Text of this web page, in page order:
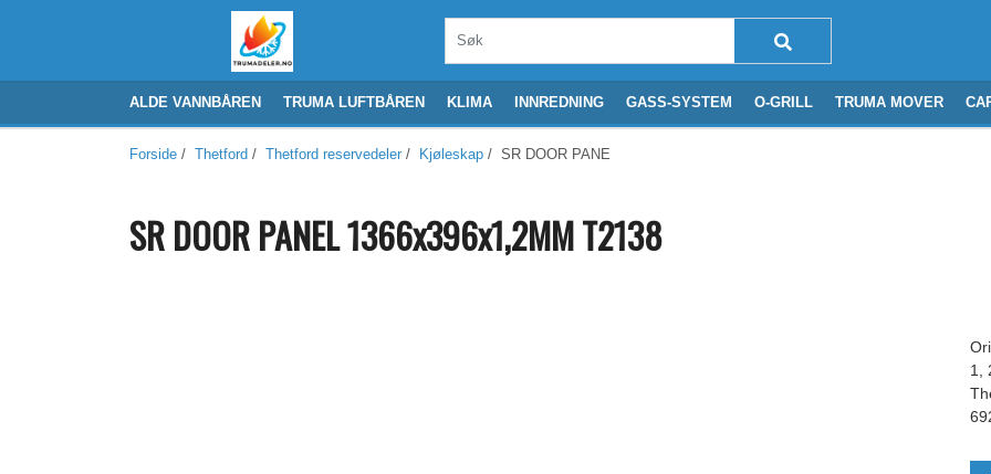
ALDE VANNBÅREN TRUMA LUFTBÅREN KLIMA INNREDNING GASS-SYSTEM O-GRILL TRUMA MOVER
Forside / Thetford / Thetford reservedeler / Kjøleskap / SR DOOR PANEL 1366x396x1,2MM T2138
SR DOOR PANEL 1366x396x1,2MM T2138
1,